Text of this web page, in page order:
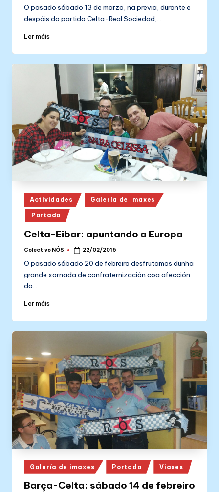
O pasado sábado 13 de marzo, na previa, durante e
despóis do partido Celta-Real Sociedad,…
Ler máis
Posted
in
Actividades Galería de imaxes
Portada
Celta-Eibar: apuntando a Europa
Posted
Colectivo NÓS 22/02/2016
O pasado sábado 20 de febreiro desfrutamos dunha
grande xornada de confraternización coa afección
do…
Ler máis
Posted
in
Galería de imaxes Portada Viaxes
Barça-Celta: sábado 14 de febreiro